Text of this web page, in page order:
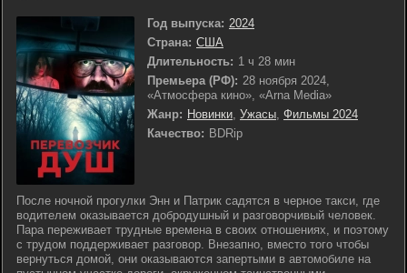
Год выпуска: 2024
Страна: США
Длительность: 1 ч 28 мин
Премьера (РФ): 28 ноября 2024,
«Атмосфера кино», «Arna Media»
Жанр: Новинки, Ужасы, Фильмы 2024
Качество: BDRip
После ночной прогулки Энн и Патрик садятся в черное такси, где
водителем оказывается добродушный и разговорчивый человек.
Пара переживает трудные времена в своих отношениях, и поэтому
с трудом поддерживает разговор. Внезапно, вместо того чтобы
вернуться домой, они оказываются запертыми в автомобиле на